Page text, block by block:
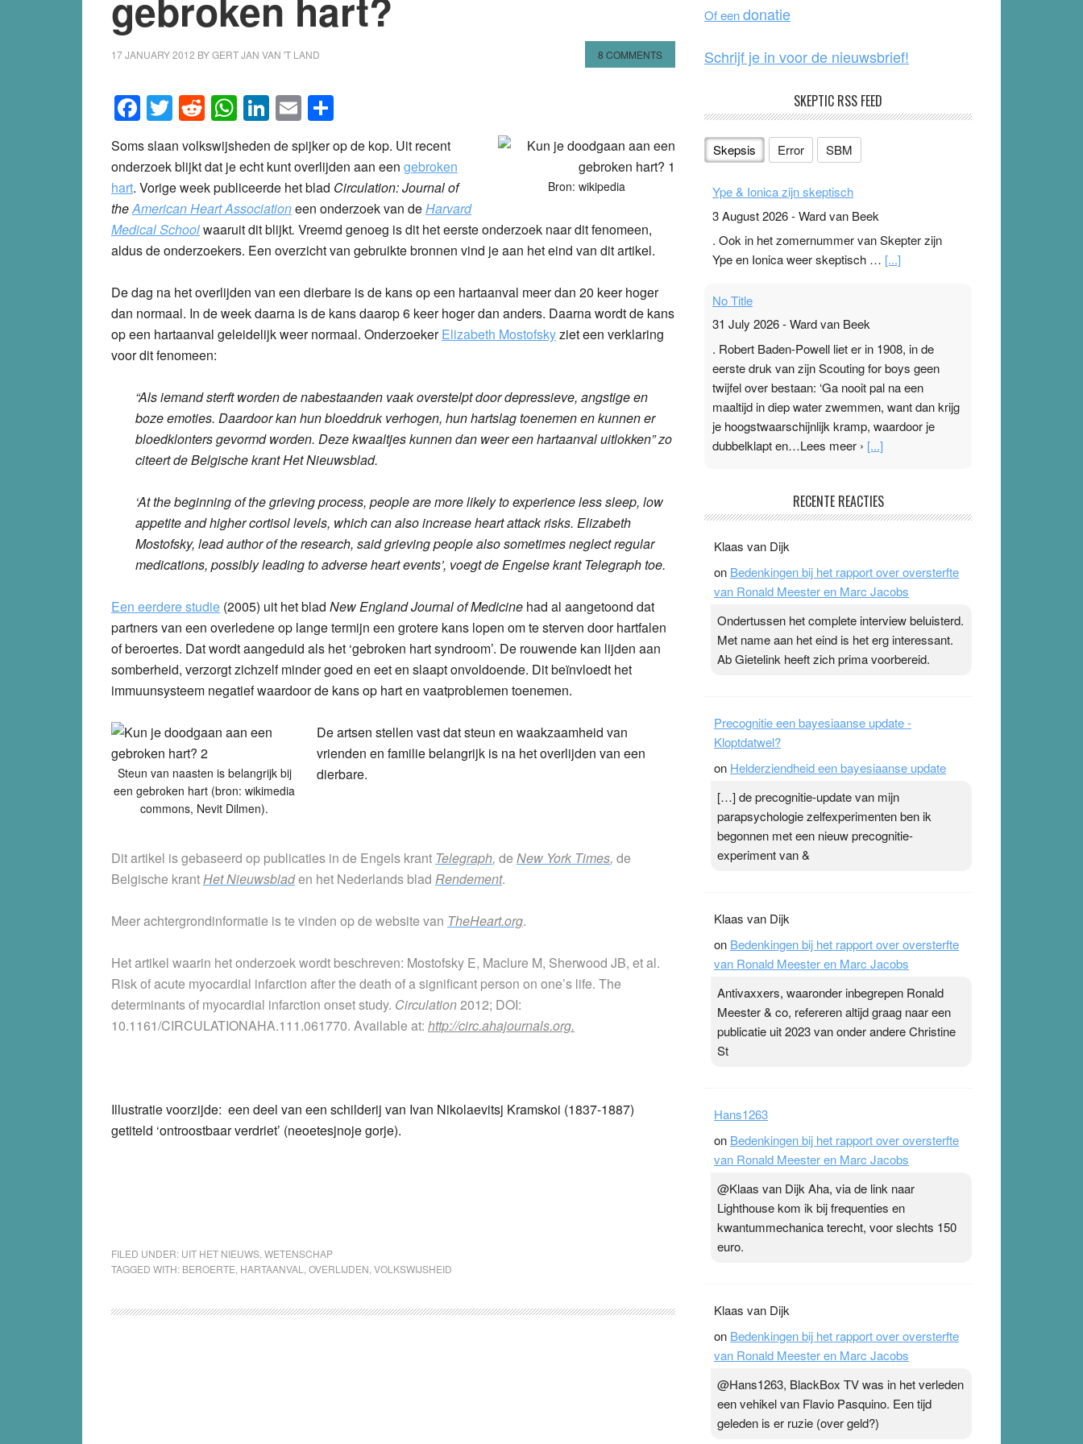
17 JANUARY 2012 BYGERT JAN VAN 'T LAND 8 COMMENTS
Facebook
Twitter
Reddit
WhatsApp
LinkedIn
Email
Bron: wikipedia
Soms slaan volkswijsheden de spijker op de kop. Uit recent
onderzoek blijkt dat je echt kunt overlijden aan een gebroken
hart. Vorige week publiceerde het blad Circulation: Journal of
theAmerican Heart Associationeen onderzoek van deHarvard
Medical Schoolwaaruit dit blijkt. Vreemd genoeg is dit het eerste onderzoek naar dit fenomeen,
aldus de onderzoekers. Een overzicht van gebruikte bronnen vind je aan het eind van dit artikel.
De dag na het overlijden van een dierbare is de kans op een hartaanval meer dan 20 keer hoger
dan normaal. In de week daarna is de kans daarop 6 keer hoger dan anders. Daarna wordt de kans
op een hartaanval geleidelijk weer normaal. OnderzoekerElizabeth Mostofskyziet een verklaring
voor dit fenomeen:
“Als iemand sterft worden de nabestaanden vaak overstelpt door depressieve, angstige en
boze emoties. Daardoor kan hun bloeddruk verhogen, hun hartslag toenemen en kunnen er
bloedklonters gevormd worden. Deze kwaaltjes kunnen dan weer een hartaanval uitlokken” zo
citeert de Belgische krant Het Nieuwsblad.
‘At the beginning of the grieving process, people are more likely to experience less sleep, low
appetite and higher cortisol levels, which can also increase heart attack risks. Elizabeth
Mostofsky, lead author of the research, said grieving people also sometimes neglect regular
medications, possibly leading to adverse heart events’, voegt de Engelse krant Telegraph toe.
Een eerdere studie (2005) uit het blad New England Journal of Medicine had al aangetoond dat
partners van een overledene op lange termijn een grotere kans lopen om te sterven door hartfalen
of beroertes. Dat wordt aangeduid als het ‘gebroken hart syndroom’. De rouwende kan lijden aan
somberheid, verzorgt zichzelf minder goed en eet en slaapt onvoldoende. Dit beïnvloedt het
immuunsysteem negatief waardoor de kans op hart en vaatproblemen toenemen.
Steun van naasten is belangrijk bij
een gebroken hart (bron: wikimedia
commons, Nevit Dilmen).
De artsen stellen vast dat steun en waakzaamheid van
vrienden en familie belangrijk is na het overlijden van een
dierbare.
Dit artikel is gebaseerd op publicaties in de Engels krant Telegraph, de New York Times, de
Belgische krantHet Nieuwsbladen het Nederlands blad Rendement.
Meer achtergrondinformatie is te vinden op de website van TheHeart.org.
Het artikel waarin het onderzoek wordt beschreven: Mostofsky E, Maclure M, Sherwood JB, et al.
Risk of acute myocardial infarction after the death of a significant person on one’s life. The
determinants of myocardial infarction onset study. Circulation2012; DOI:
10.1161/CIRCULATIONAHA.111.061770. Available at: http://circ.ahajournals.org.
Illustratie voorzijde: een deel van een schilderij van Ivan Nikolaevitsj Kramskoi (1837-1887)
getiteld ‘ontroostbaar verdriet’ (neoetesjnoje gorje).
FILED UNDER: UIT HET NIEUWS WETENSCHAP
TAGGED WITH: BEROERTE HARTAANVAL OVERLIJDEN VOLKSWIJSHEID
k
Of eendonatie
Schrijf je in voor de nieuwsbrief!
SKEPTIC RSS FEED
Skepsis Error SBM
Ype & Ionica zijn skeptisch
3 August 2026-Ward van Beek
. Ook in het zomernummer van Skepter zijn
Ype en Ionica weer skeptisch … [...]
No Title
31 July 2026-Ward van Beek
. Robert Baden-Powell liet er in 1908, in de
eerste druk van zijn Scouting for boys geen
twijfel over bestaan: ‘Ga nooit pal na een
maaltijd in diep water zwemmen, want dan krijg
je hoogstwaarschijnlijk kramp, waardoor je
dubbelklapt en…Lees meer › [...]
Ward van Beek
topsporters. Ze hopen ermee hun hartslag te
verlagen terwijl ze meer zuurstof opnemen.
Daarop heeft zo’n pleister geen effect. Maar het
zijn. Door…Lees meer Pleisterplakkers in de
topspsort › [...]
RECENTE REACTIES
Klaas van Dijk
on Bedenkingen bij het rapport over oversterfte
van Ronald Meester en Marc Jacobs
Ondertussen het complete interview beluisterd.
Met name aan het eind is het erg interessant.
Ab Gietelink heeft zich prima voorbereid.
Precognitie een bayesiaanse update -
Kloptdatwel?
on Helderziendheid een bayesiaanse update
[…] de precognitie-update van mijn
parapsychologie zelfexperimenten ben ik
begonnen met een nieuw precognitie-
experiment van &
Klaas van Dijk
on Bedenkingen bij het rapport over oversterfte
van Ronald Meester en Marc Jacobs
Antivaxxers, waaronder inbegrepen Ronald
Meester & co, refereren altijd graag naar een
publicatie uit 2023 van onder andere Christine
St
Hans1263
on Bedenkingen bij het rapport over oversterfte
van Ronald Meester en Marc Jacobs
@Klaas van Dijk Aha, via de link naar
Lighthouse kom ik bij frequenties en
kwantummechanica terecht, voor slechts 150
euro.
Klaas van Dijk
on Bedenkingen bij het rapport over oversterfte
van Ronald Meester en Marc Jacobs
@Hans1263, BlackBox TV was in het verleden
een vehikel van Flavio Pasquino. Een tijd
geleden is er ruzie (over geld?)